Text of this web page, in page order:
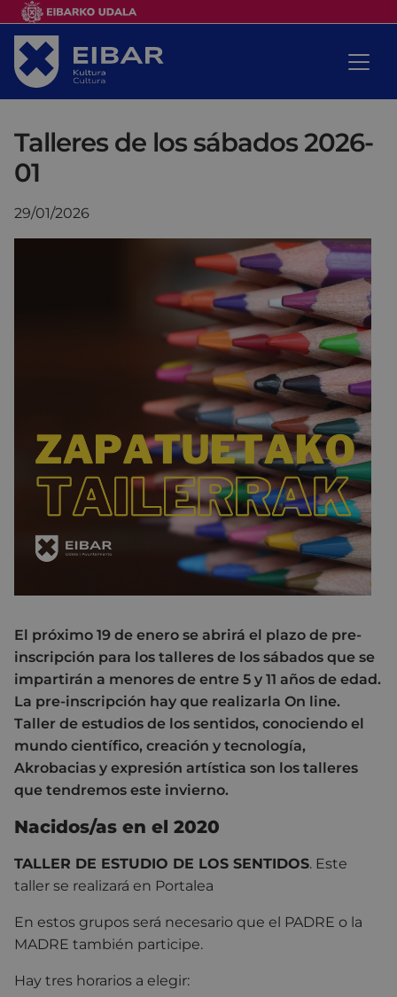
Talleres de los sábados 2026-
01
29/01/2026
El próximo 19 de enero se abrirá el plazo de pre-
inscripción para los talleres de los sábados que se
impartirán a menores de entre 5 y 11 años de edad.
La pre-inscripción hay que realizarla On line.
Taller de estudios de los sentidos, conociendo el
mundo científico, creación y tecnología,
Akrobacias y expresión artística son los talleres
que tendremos este invierno.
Nacidos/as en el 2020
TALLER DE ESTUDIO DE LOS SENTIDOS. Este
taller se realizará en Portalea
En estos grupos será necesario que el PADRE o la
MADRE también participe.
Hay tres horarios a elegir: